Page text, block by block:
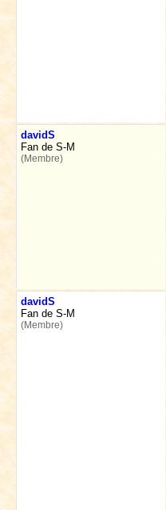
davidS
Fan de S-M
(Membre)
davidS
Fan de S-M
(Membre)